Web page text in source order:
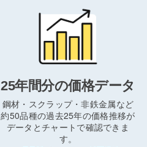
25年間分の価格データ
鋼材・スクラップ・非鉄金属など
約50品種の過去25年の価格推移が
データとチャートで確認できま
す。